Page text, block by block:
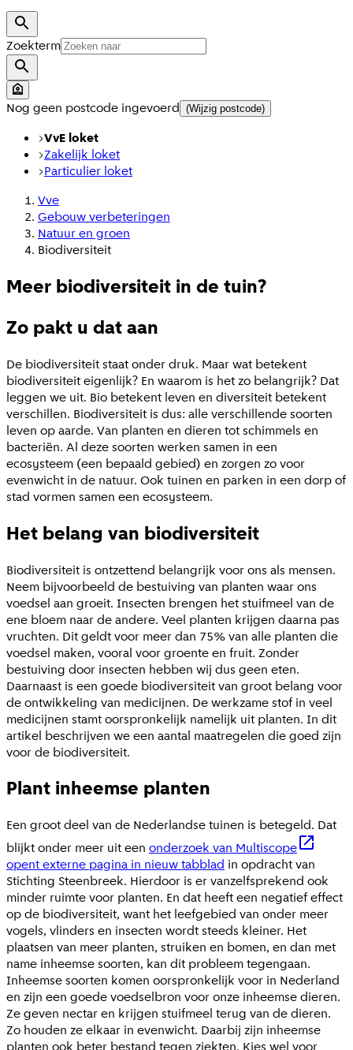
Zoekterm
Nog geen postcode ingevoerd (Wijzig postcode)
VvE loket
Zakelijk loket
Particulier loket
Vve
Gebouw verbeteringen
Natuur en groen
Biodiversiteit
Meer biodiversiteit in de tuin?
Zo pakt u dat aan
De biodiversiteit staat onder druk. Maar wat betekent
biodiversiteit eigenlijk? En waarom is het zo belangrijk? Dat
leggen we uit. Bio betekent leven en diversiteit betekent
verschillen. Biodiversiteit is dus: alle verschillende soorten
leven op aarde. Van planten en dieren tot schimmels en
bacteriën. Al deze soorten werken samen in een
ecosysteem (een bepaald gebied) en zorgen zo voor
evenwicht in de natuur. Ook tuinen en parken in een dorp of
stad vormen samen een ecosysteem.
Het belang van biodiversiteit
Biodiversiteit is ontzettend belangrijk voor ons als mensen.
Neem bijvoorbeeld de bestuiving van planten waar ons
voedsel aan groeit. Insecten brengen het stuifmeel van de
ene bloem naar de andere. Veel planten krijgen daarna pas
vruchten. Dit geldt voor meer dan 75% van alle planten die
voedsel maken, vooral voor groente en fruit. Zonder
bestuiving door insecten hebben wij dus geen eten.
Daarnaast is een goede biodiversiteit van groot belang voor
de ontwikkeling van medicijnen. De werkzame stof in veel
medicijnen stamt oorspronkelijk namelijk uit planten. In dit
artikel beschrijven we een aantal maatregelen die goed zijn
voor de biodiversiteit.
Plant inheemse planten
Een groot deel van de Nederlandse tuinen is betegeld. Dat
blijkt onder meer uit een onderzoek van Multiscope
opent externe pagina in nieuw tabblad in opdracht van
Stichting Steenbreek. Hierdoor is er vanzelfsprekend ook
minder ruimte voor planten. En dat heeft een negatief effect
op de biodiversiteit, want het leefgebied van onder meer
vogels, vlinders en insecten wordt steeds kleiner. Het
plaatsen van meer planten, struiken en bomen, en dan met
name inheemse soorten, kan dit probleem tegengaan.
Inheemse soorten komen oorspronkelijk voor in Nederland
en zijn een goede voedselbron voor onze inheemse dieren.
Ze geven nectar en krijgen stuifmeel terug van de dieren.
Zo houden ze elkaar in evenwicht. Daarbij zijn inheemse